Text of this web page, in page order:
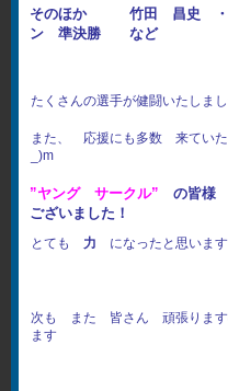
そのほか 竹田 昌史
ン 準決勝 など
たくさんの選手が健闘いたしま
また、 応援にも多数 来てい
_)m
”ヤング サークル”
の皆様
ございました！
とても 力 になったと思います
次も また 皆さん 頑張りま
ます